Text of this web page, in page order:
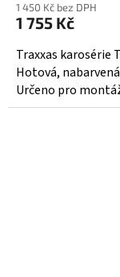
1 450 Kč bez DPH
1 755 Kč
Traxxas karosérie
Hotová,
Určeno pro